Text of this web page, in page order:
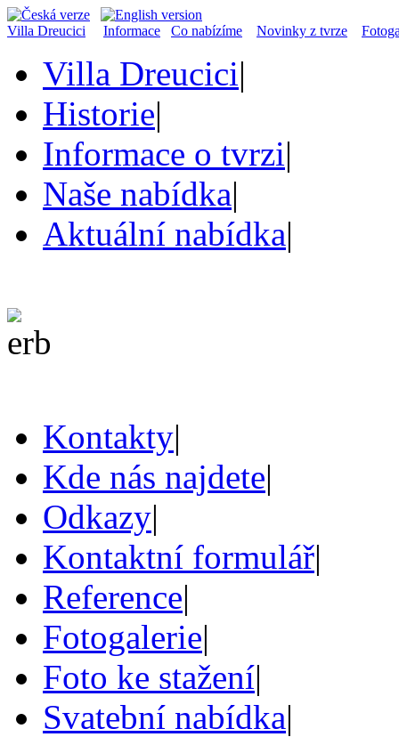
Villa Dreucici Informace Co nabízíme Novinky z tvrze
Villa Dreucici|
Historie|
Informace o tvrzi|
Naše nabídka|
Aktuální nabídka|
Kontakty|
Kde nás najdete|
Odkazy|
Kontaktní formulář|
Reference|
Fotogalerie|
Foto ke stažení|
Svatební nabídka|